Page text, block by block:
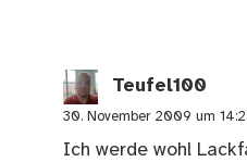
Teufel100
30. November 2009 um
Ich werde wohl